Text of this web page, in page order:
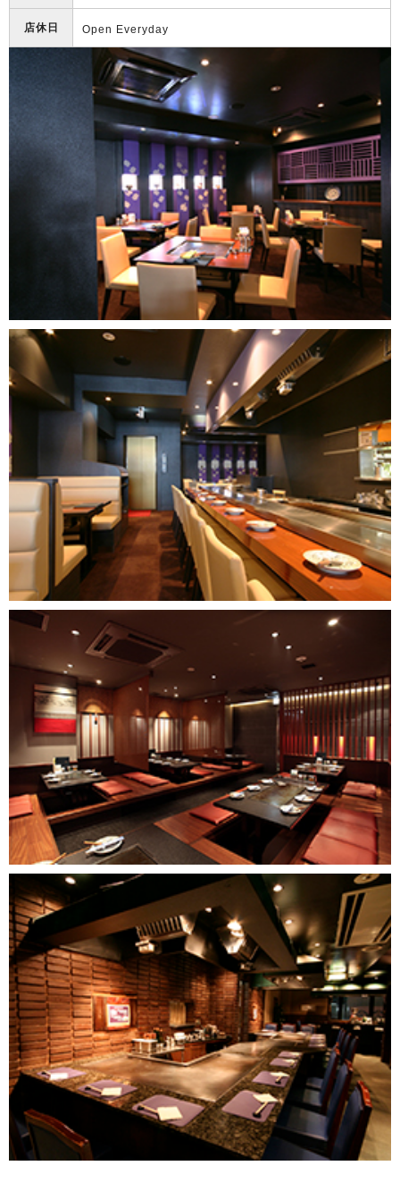
店休日 Open Everyday